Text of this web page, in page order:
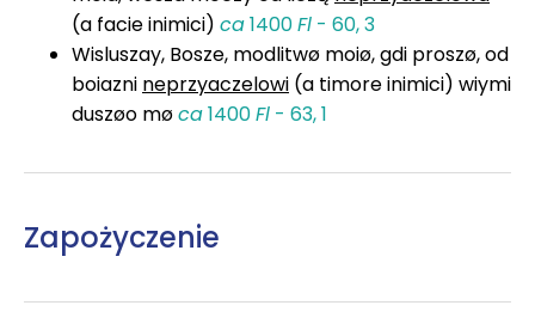
(a facie inimici) ca1400Fl - 60, 3
Wisluszay, Bosze, modlitwø moiø, gdi proszø, od
boiazni neprzyaczelowi (a timore inimici) wiymi
duszøo møca1400Fl - 63, 1
Zapożyczenie